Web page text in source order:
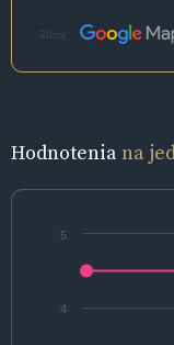
Zdroj:
Hodnoteniana
4
5